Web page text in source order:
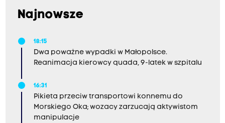
Najnowsze
18:15
Dwa poważne wypadki w Małopolsce.
Reanimacja kierowcy quada, 9-latek w szpitalu
16:31
Pikieta przeciw transportowi konnemu do
Morskiego Oka; wozacy zarzucają aktywistom
manipulacje